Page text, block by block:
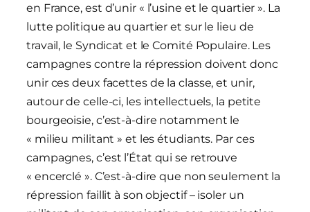
en France, est d’unir « l’usine et le quartier ». La
lutte politique au quartier et sur le lieu de
travail, le Syndicat et le Comité Populaire. Les
campagnes contre la répression doivent donc
unir ces deux facettes de la classe, et unir,
autour de celle-ci, les intellectuels, la petite
bourgeoisie, c’est-à-dire notamment le
« milieu militant » et les étudiants. Par ces
campagnes, c’est l’État qui se retrouve
« encerclé ». C’est-à-dire que non seulement la
répression faillit à son objectif – isoler un